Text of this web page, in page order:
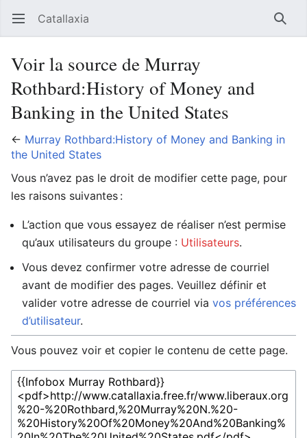
Ouvrir le menu principal Catallaxia
Voir la source de Murray
Rothbard:History of Money and
Banking in the United States
← Murray Rothbard:History of Money and Banking in
the United States
Vous n’avez pas le droit de modifier cette page, pour
les raisons suivantes :
L’action que vous essayez de réaliser n’est permise
qu’aux utilisateurs du groupe : Utilisateurs.
Vous devez confirmer votre adresse de courriel
avant de modifier des pages. Veuillez définir et
valider votre adresse de courriel via vos préférences
d’utilisateur.
Vous pouvez voir et copier le contenu de cette page.